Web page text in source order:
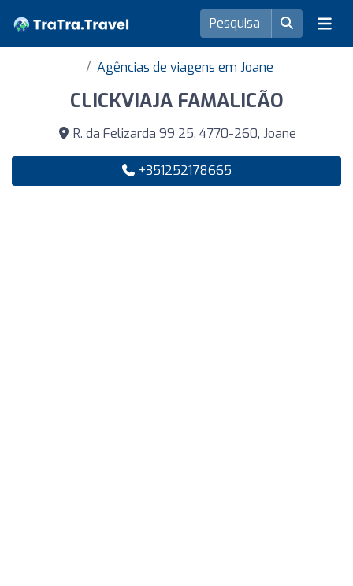
Agências de viagens em Joane
CLICKVIAJA FAMALICÃO
R. da Felizarda 99 25, 4770-260, Joane
+351252178665